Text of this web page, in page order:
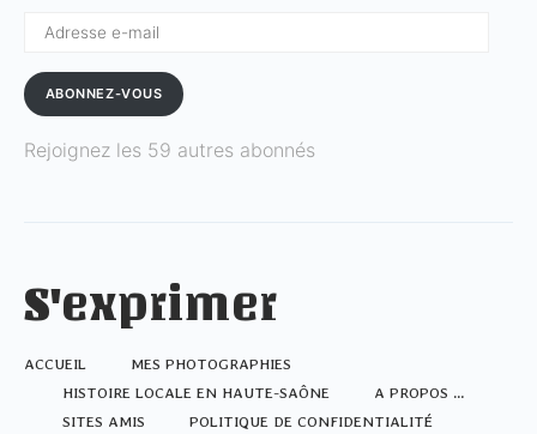
ABONNEZ-VOUS
Rejoignez les 59 autres abonnés
S'exprimer
ACCUEIL
MES PHOTOGRAPHIES
HISTOIRE LOCALE EN HAUTE-SAÔNE
A PROPOS …
SITES AMIS
POLITIQUE DE CONFIDENTIALITÉ